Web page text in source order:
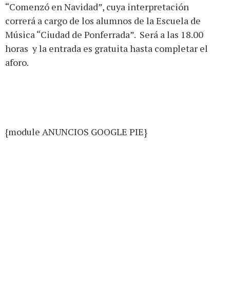
“Comenzó en Navidad”, cuya interpretación
correrá a cargo de los alumnos de la Escuela de
Música “Ciudad de Ponferrada”. Será a las 18.00
horas y la entrada es gratuita hasta completar el
aforo.
{module ANUNCIOS GOOGLE PIE}